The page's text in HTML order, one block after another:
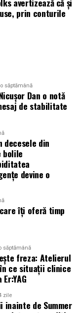
gazdă, însă
fi afectate
directă cu
de bilete.
ridicat, de
că ar putea
care anunță
la o transmisie
utilizatorii să
anticipează
în perioada
se numără
pariurile,
de călătorie.
robo_Folks,
de hosting
ului, care
avertizează că și
prin conturile
săptămână
Dan o notă
de stabilitate
decesele din
bolile
devine o
îți oferă timp
săptămână
freza: Atelierul
ce situații clinice
zile
inainte de Summer